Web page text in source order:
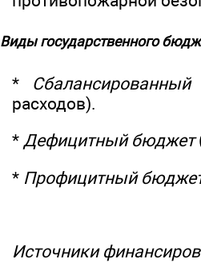
Виды государственного
*
расходов).
* Дефицитный бюджет
* Профицитный
Источники